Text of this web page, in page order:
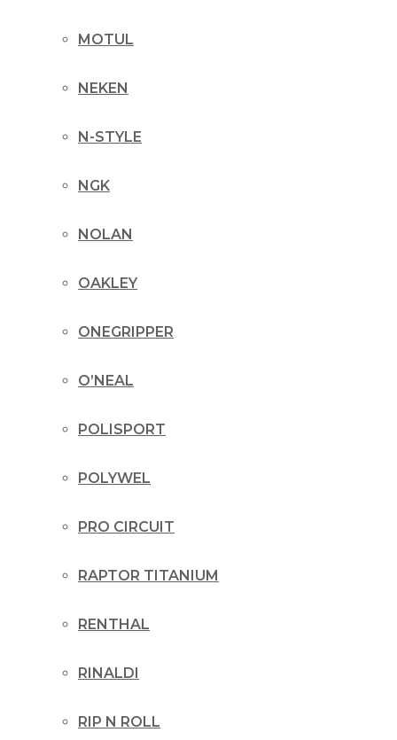
MOTUL
NEKEN
N-STYLE
NGK
NOLAN
OAKLEY
ONEGRIPPER
O’NEAL
POLISPORT
POLYWEL
PRO CIRCUIT
RAPTOR TITANIUM
RENTHAL
RINALDI
RIP N ROLL